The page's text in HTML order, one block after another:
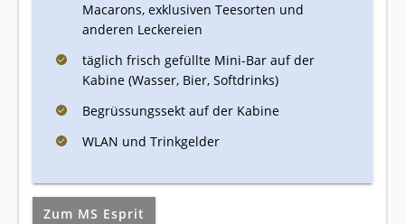
Macarons, exklusiven Teesorten und
anderen Leckereien
täglich frisch gefüllte Mini-Bar auf der
Kabine (Wasser, Bier, Softdrinks)
Begrüssungssekt auf der Kabine
WLAN und Trinkgelder
Zum MS Esprit